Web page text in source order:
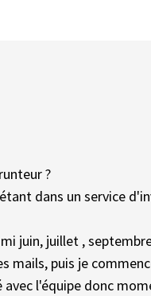
?
dans un service
juin, juillet ,
mails, puis je
avec l'équipe donc